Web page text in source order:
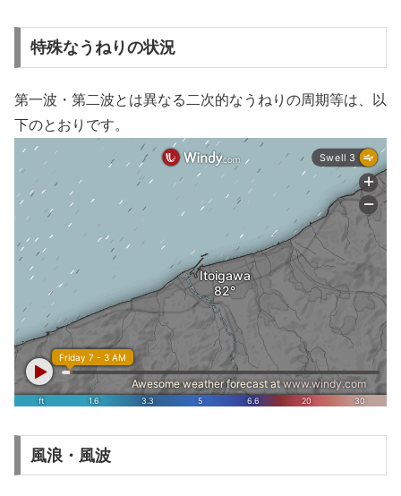
特殊なうねりの状況
第一波・第二波とは異なる二次的なうねりの周期等は、以
下のとおりです。
風浪・風波